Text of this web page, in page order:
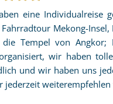
eine Individualreise
Fahrradtour Mekong-
die Tempel von Angkor;
wir haben
und wir haben uns
jederzeit weiterempfehlen